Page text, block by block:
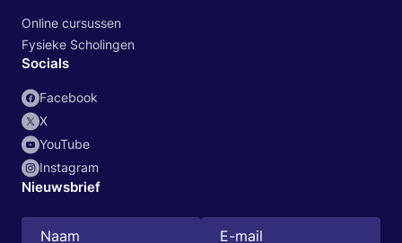
Online cursussen
Fysieke Scholingen
Socials
Facebook
X
YouTube
Instagram
Nieuwsbrief